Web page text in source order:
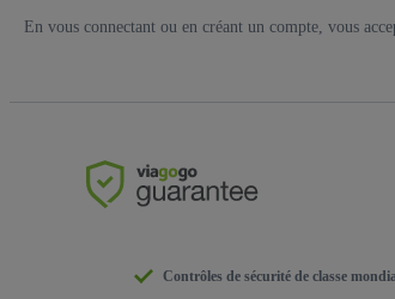
En vous connectant ou en créant un compte, vous
Contrôles de sécurité de classe